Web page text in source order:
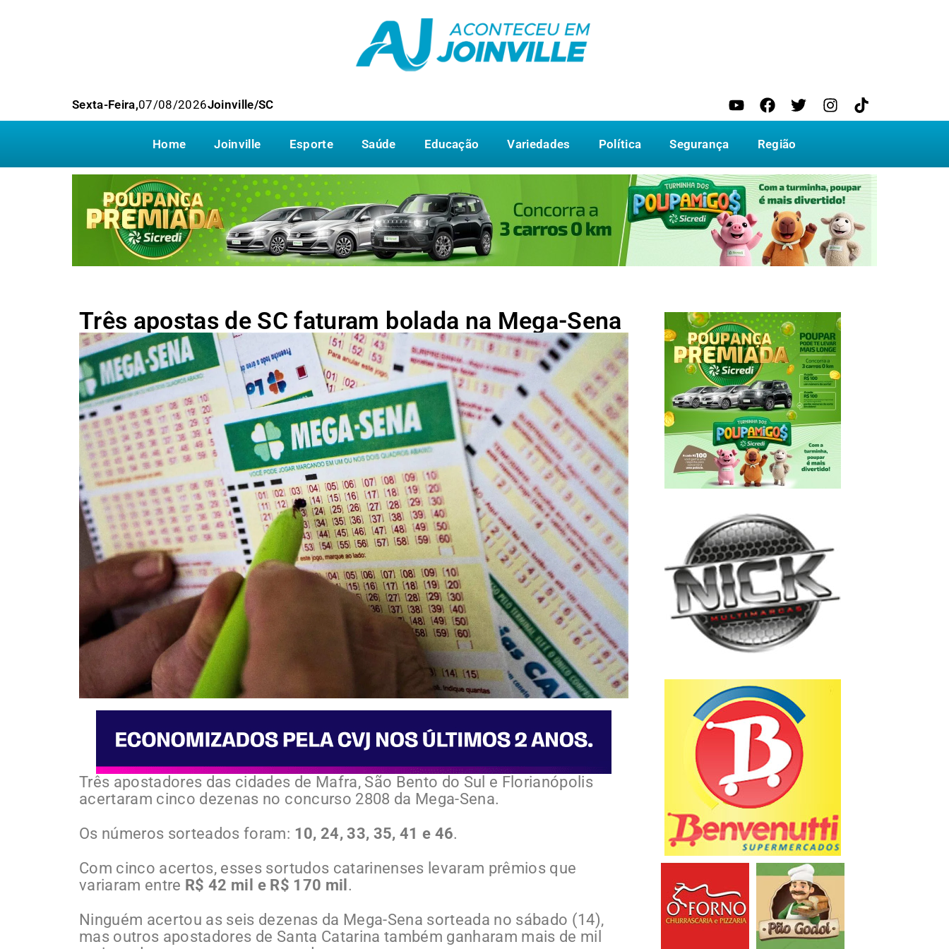
Sexta-Feira,07/08/2026Joinville/SC
Home Joinville Esporte Saúde Educação Variedades Política Segurança Região
Três apostas de SC faturam bolada na Mega-Sena
Três apostadores das cidades de Mafra, São Bento do Sul e Florianópolis
acertaram cinco dezenas no concurso 2808 da Mega-Sena.
Os números sorteados foram: 10, 24, 33, 35, 41 e 46.
Com cinco acertos, esses sortudos catarinenses levaram prêmios que
variaram entre R$ 42 mil e R$ 170 mil .
Ninguém acertou as seis dezenas da Mega-Sena sorteada no sábado (14),
mas outros apostadores de Santa Catarina também ganharam mais de mil